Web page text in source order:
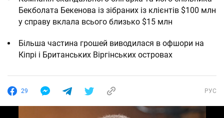
Бекболата Бекенова із зібраних із клієнтів $100 млн
у справу вклала всього близько $15 млн
Більша частина грошей виводилася в офшори на
Кіпрі і Британських Віргінських островах
29 РУС